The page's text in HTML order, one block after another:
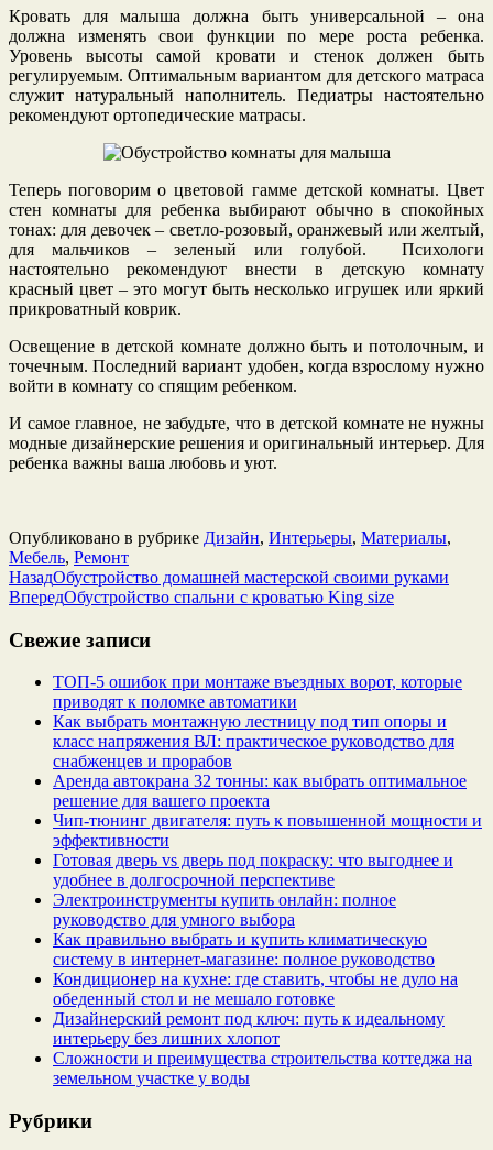
Кровать для малыша должна быть универсальной – она
должна изменять свои функции по мере роста ребенка.
Уровень высоты самой кровати и стенок должен быть
регулируемым. Оптимальным вариантом для детского матраса
служит натуральный наполнитель. Педиатры настоятельно
рекомендуют ортопедические матрасы.
Теперь поговорим о цветовой гамме детской комнаты. Цвет
стен комнаты для ребенка выбирают обычно в спокойных
тонах: для девочек – светло-розовый, оранжевый или желтый,
для мальчиков – зеленый или голубой. Психологи
настоятельно рекомендуют внести в детскую комнату
красный цвет – это могут быть несколько игрушек или яркий
прикроватный коврик.
Освещение в детской комнате должно быть и потолочным, и
точечным. Последний вариант удобен, когда взрослому нужно
войти в комнату со спящим ребенком.
И самое главное, не забудьте, что в детской комнате не нужны
модные дизайнерские решения и оригинальный интерьер. Для
ребенка важны ваша любовь и уют.
Опубликовано в рубрике Дизайн, Интерьеры, Материалы,
Мебель, Ремонт
НазадОбустройство домашней мастерской своими руками
ВпередОбустройство спальни с кроватью King size
Свежие записи
ТОП-5 ошибок при монтаже въездных ворот, которые
приводят к поломке автоматики
Как выбрать монтажную лестницу под тип опоры и
класс напряжения ВЛ: практическое руководство для
снабженцев и прорабов
Аренда автокрана 32 тонны: как выбрать оптимальное
решение для вашего проекта
Чип‑тюнинг двигателя: путь к повышенной мощности и
эффективности
Готовая дверь vs дверь под покраску: что выгоднее и
удобнее в долгосрочной перспективе
Электроинструменты купить онлайн: полное
руководство для умного выбора
Как правильно выбрать и купить климатическую
систему в интернет‑магазине: полное руководство
Кондиционер на кухне: где ставить, чтобы не дуло на
обеденный стол и не мешало готовке
Дизайнерский ремонт под ключ: путь к идеальному
интерьеру без лишних хлопот
Сложности и преимущества строительства коттеджа на
земельном участке у воды
Рубрики